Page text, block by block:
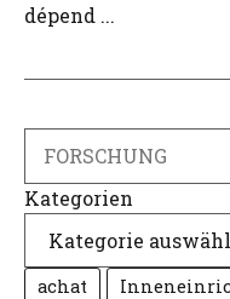
dépend ...
Kategorien
achat